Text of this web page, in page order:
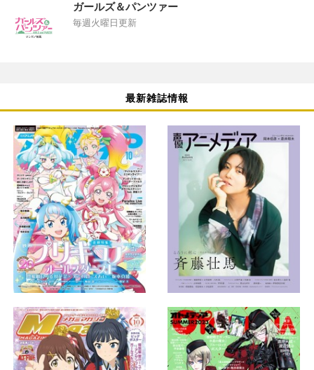
ガールズ＆パンツァー
毎週火曜日更新
最新雑誌情報